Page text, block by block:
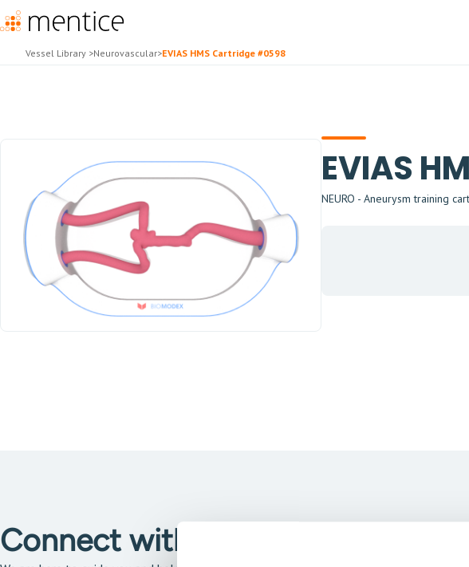
Vessel Library >Neurovascular>EVIAS HMS Cartridge #0598
EVIAS
NEURO - Aneurysm training
Connect with our solutions team